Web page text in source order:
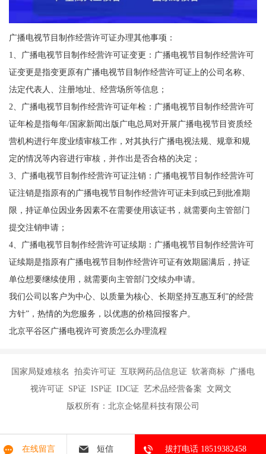
广播电视节目制作经营许可证办理其他事项：
1、广播电视节目制作经营许可证变更：广播电视节目制作经营许可
证变更是指变更原有广播电视节目制作经营许可证上的公司名称、
法定代表人、注册地址、经营场所等信息；
2、广播电视节目制作经营许可证年检：广播电视节目制作经营许可
证年检是指每年/国家新闻出版广电总局对开展广播电视节目资质经
营机构进行年度业绩审核工作，对其执行广播电视法规、规章和规
定的情况等内容进行审核，并作出是否合格的决定；
3、广播电视节目制作经营许可证注销：广播电视节目制作经营许可
证注销是指原有的广播电视节目制作经营许可证未到或已到批准期
限，持证单位因业务因素不在需要使用该证书，就需要向主管部门
提交注销申请；
4、广播电视节目制作经营许可证续期：广播电视节目制作经营许可
证续期是指原有广播电视节目制作经营许可证有效期届满后，持证
单位想要继续使用，就需要向主管部门交续办申请。
我们公司以客户为中心、以质量为核心、长期坚持互惠互利”的经营
方针”，热情的为您服务，以优惠的价格回报客户。
北京平谷区广播电视许可资质怎么办理流程
国家局疑难核名 拍卖许可证 互联网药品信息证 软著商标 广播电
视许可证 SP证 ISP证 IDC证 艺术品经营备案 文网文
版权所有：北京企铭星科技有限公司
在线留言 短信 拔打电话 18519382458